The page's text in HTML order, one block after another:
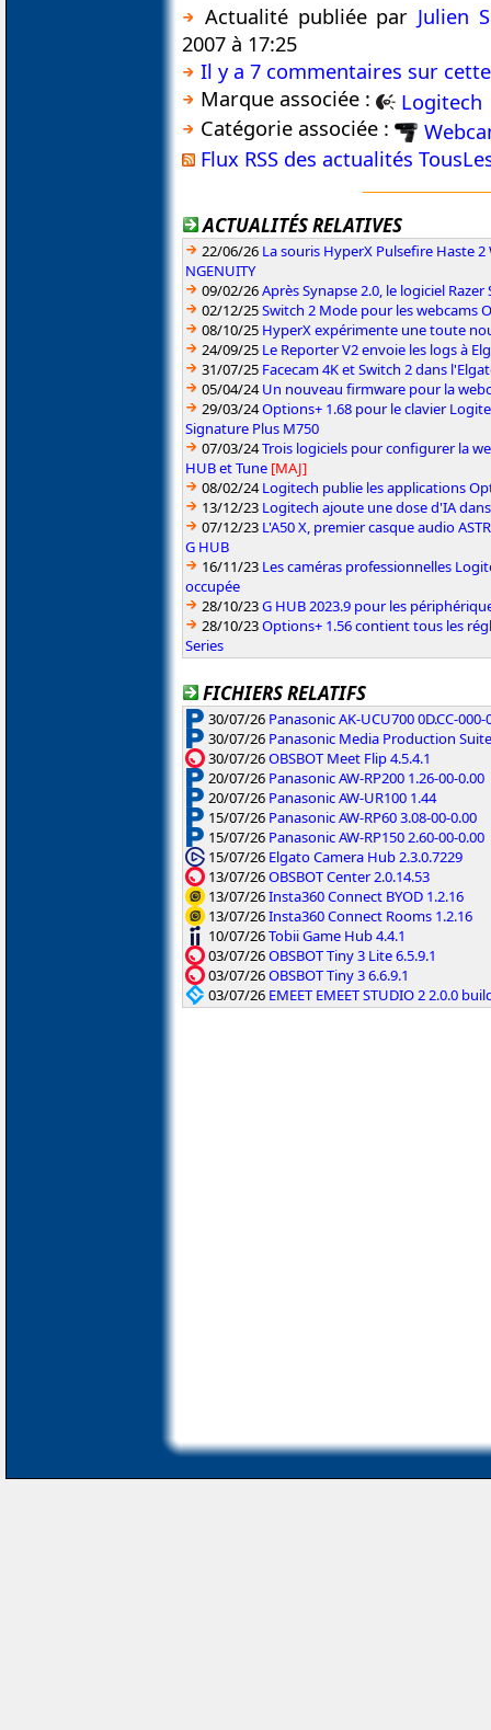
Actualité publiée par Julien
2007 à 17:25
Il y a 7 commentaires sur
Marque associée :
Logitech
Catégorie associée :
Flux RSS des actualités
ACTUALITÉS RELATIVES
22/06/26 La souris HyperX Pulsefire Haste
NGENUITY
09/02/26Après Synapse 2.0, le logiciel
02/12/25Switch 2 Mode pour les webcams
08/10/25 HyperX expérimente une toute
24/09/25 Le Reporter V2 envoie les logs à
31/07/25 Facecam 4K et Switch 2 dans
05/04/24Un nouveau firmware pour la
29/03/24Options+ 1.68 pour le clavier
Signature Plus M750
07/03/24Trois logiciels pour configurer la
HUB et Tune [MAJ]
08/02/24Logitech publie les applications
13/12/23 Logitech ajoute une dose d'IA
07/12/23 L'A50 X, premier casque audio
G HUB
16/11/23 Les caméras professionnelles
occupée
28/10/23G HUB 2023.9 pour les
28/10/23Options+ 1.56 contient tous les
Series
FICHIERS RELATIFS
30/07/26 Panasonic AK-UCU700 0D.CC-
30/07/26 Panasonic Media Production
30/07/26OBSBOT Meet Flip 4.5.4.1
20/07/26 Panasonic AW-RP200 1.26-00-0.00
20/07/26 Panasonic AW-UR100 1.44
15/07/26 Panasonic AW-RP60 3.08-00-0.00
15/07/26 Panasonic AW-RP150 2.60-00-0.00
15/07/26 Elgato Camera Hub 2.3.0.7229
13/07/26OBSBOT Center 2.0.14.53
13/07/26Insta360 Connect BYOD 1.2.16
13/07/26Insta360 Connect Rooms 1.2.16
10/07/26Tobii Game Hub 4.4.1
03/07/26OBSBOT Tiny 3 Lite 6.5.9.1
03/07/26OBSBOT Tiny 3 6.6.9.1
03/07/26 EMEET EMEET STUDIO 2 2.0.0